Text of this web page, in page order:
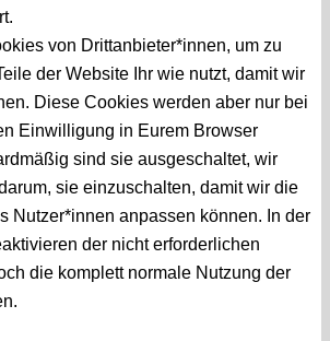
von Drittanbieter*innen, um zu
der Website Ihr wie nutzt, damit wir
Diese Cookies werden aber nur bei
Einwilligung in Eurem Browser
sind sie ausgeschaltet, wir
sie einzuschalten, damit wir die
Nutzer*innen anpassen können. In der
der nicht erforderlichen
die komplett normale Nutzung der